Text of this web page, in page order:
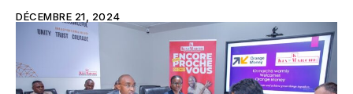
DÉCEMBRE 21, 2024